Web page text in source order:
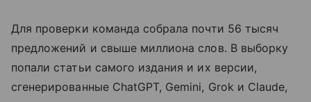
Для проверки команда собрала почти 56 тысяч
предложений и свыше миллиона слов. В выборку
попали статьи самого издания и их версии,
сгенерированные ChatGPT, Gemini, Grok и Claude,